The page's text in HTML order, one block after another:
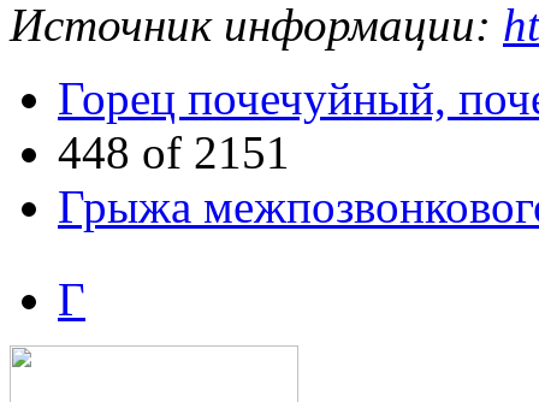
Источник информации:
Горец почечуйный,
448 of 2151
Грыжа
Г